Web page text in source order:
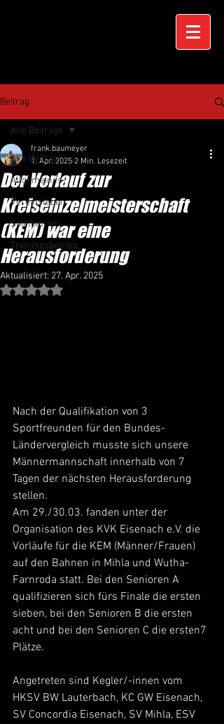
Beitrag
Alle Beiträge
Allgemeines
Vereinsleben
Spielbetrieb
Trainingsbetrieb
Alle Beiträge
Der Vorlauf zur
Kreiseinzelmeisterschaft
(KEM) war eine
Herausforderung
frank.baumeyer
1. Apr. 2025 2 Min. Lesezeit
Aktualisiert: 27. Apr. 2025
Mit NaN von 5 Sternen bewertet.
Nach der Qualifikation von 3
Sportfreunden für den Bundes-
Ländervergleich musste sich unsere
Männermannschaft innerhalb von 7
Tagen der nächsten Herausforderung
stellen.
Am 29./30.03. fanden unter der
Organisation des KVK Eisenach e.V. die
Vorläufe für die KEM (Männer/Frauen)
auf den Bahnen in Mihla und Wutha-
Farnroda statt. Bei den Senioren A
qualifizieren sich fürs Finale die ersten
sieben, bei den Senioren B die ersten
acht und bei den Senioren C die ersten7
Plätze.
Angetreten sind Kegler/-innen vom
HKSV BW Lauterbach, KC GW Eisenach,
SV Concordia Eisenach, SV Mihla, ESV